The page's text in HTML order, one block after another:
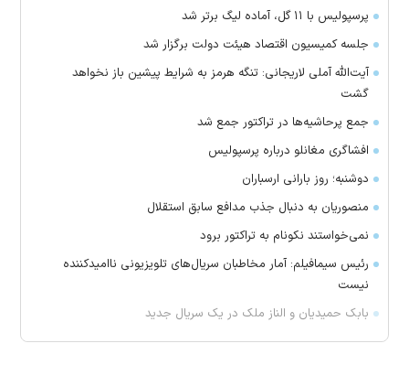
پرسپولیس با ۱۱ گل، آماده لیگ برتر شد
جلسه کمیسیون اقتصاد هیئت دولت برگزار شد
آیت‌الله آملی لاریجانی: تنگه هرمز به شرایط پیشین باز نخواهد
گشت
جمع پرحاشیه‌ها در تراکتور جمع شد
افشاگری مغانلو درباره پرسپولیس
دوشنبه؛ روز بارانی ارسباران
منصوریان به دنبال جذب مدافع سابق استقلال
‌نمی‌خواستند نکونام به تراکتور برود
رئیس سیمافیلم: آمار مخاطبان سریال‌های تلویزیونی ناامیدکننده
نیست
بابک حمیدیان و الناز ملک در یک سریال جدید